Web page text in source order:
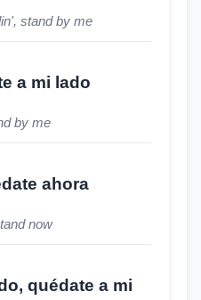
stand by me
a mi lado
by me
ahora
now
quédate a mi